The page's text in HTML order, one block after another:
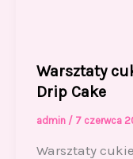
Warsztaty
Drip Cake
admin / 7 czerwca
Warsztaty